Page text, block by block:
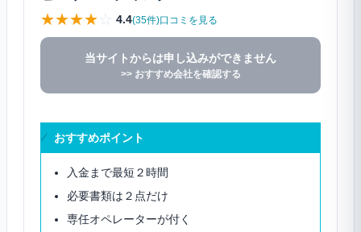
★★★★☆ 4.4(35件)口コミを見る
当サイトからは申し込みができません
>> おすすめ会社を確認する
おすすめポイント
入金まで最短２時間
必要書類は２点だけ
専任オペレーターが付く